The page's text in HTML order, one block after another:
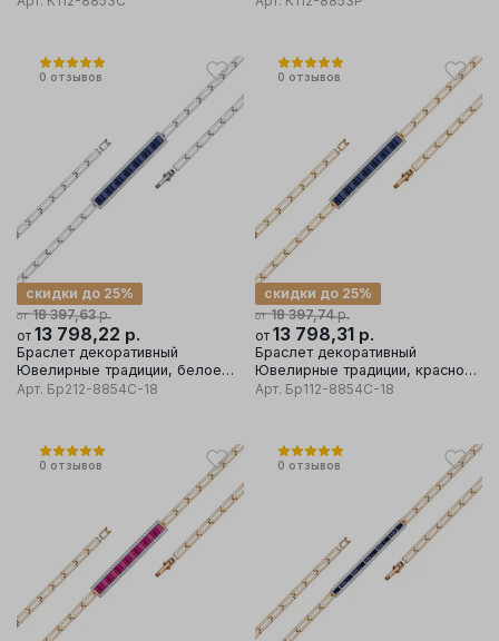
0 отзывов
от 18 397,63р.
скидки до 25%
от 13 798,22 р.
Браслет декоративный
Ювелирные традиции, белое
золото 585 проба, вставка
Арт. Бр212-8854С-18
0 отзывов
от 18 397,74р.
скидки до 25%
от 13 798,31 р.
Браслет декоративный
Ювелирные традиции, красное
золото 585 проба, вставка
Арт. Бр112-8854С-18
0 отзывов 0 отзывов